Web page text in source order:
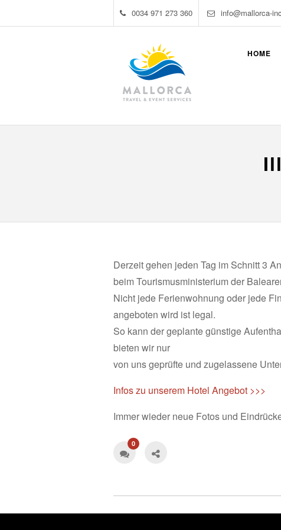
0034 971 273 360 info@mallorca-
HOME
Derzeit gehen jeden Tag im Schnitt 3
beim Tourismusministerium der
Nicht jede Ferienwohnung oder jede
angeboten wird ist legal.
So kann der geplante günstige
bieten wir nur
von uns geprüfte und zugelassene
Infos zu unserem Hotel Angebot >>>
Immer wieder neue Fotos und
0